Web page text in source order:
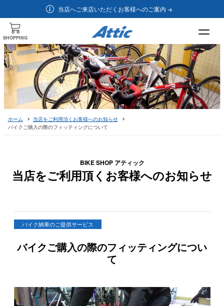
当店へご来店いただくお客様へのご案内
SHOPPING
ホーム
当店をご利用頂くお客様へのお知らせ
バイクご購入の際のフィッティングについて
BIKE SHOP アティック
当店をご利用頂くお客様へのお知らせ
バイク納車のご提供サービス
バイクご購入の際のフィッティングについ
て